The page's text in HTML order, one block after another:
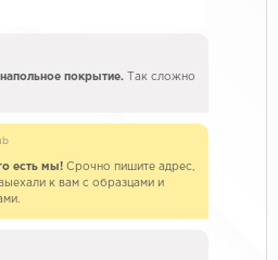
покрытие. Так сложно
есть мы! Срочно пишите адрес,
к вам с образцами и